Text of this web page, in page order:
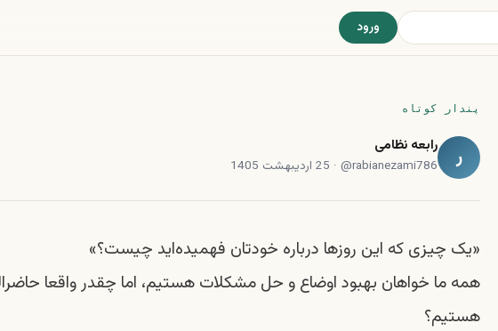
ورود
پندار کوتاه
ر رابعه نظامی
@rabianezami786
· 25 اردیبهشت 1405
«یک چیزی که این روزها درباره خودتان فهمیده‌اید چیست؟»
همه ما خواهان بهبود اوضاع و حل مشکلات هستیم، اما چقدر واقعا
هستیم؟